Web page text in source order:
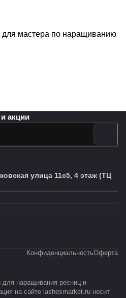
мастера по наращиванию
акции
улица 11с5, 4 этаж (ТЦ
КонфиденциальностьОферта
наращивания ресниц и
на сайте lashesmarket.ru носит